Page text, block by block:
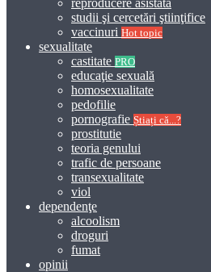
reproducere asistată
studii şi cercetări ştiinţifice
vaccinuri Hot topic
sexualitate
castitate PRO
educaţie sexuală
homosexualitate
pedofilie
pornografie Știați că...?
prostitutie
teoria genului
trafic de persoane
transexualitate
viol
dependenţe
alcoolism
droguri
fumat
opinii